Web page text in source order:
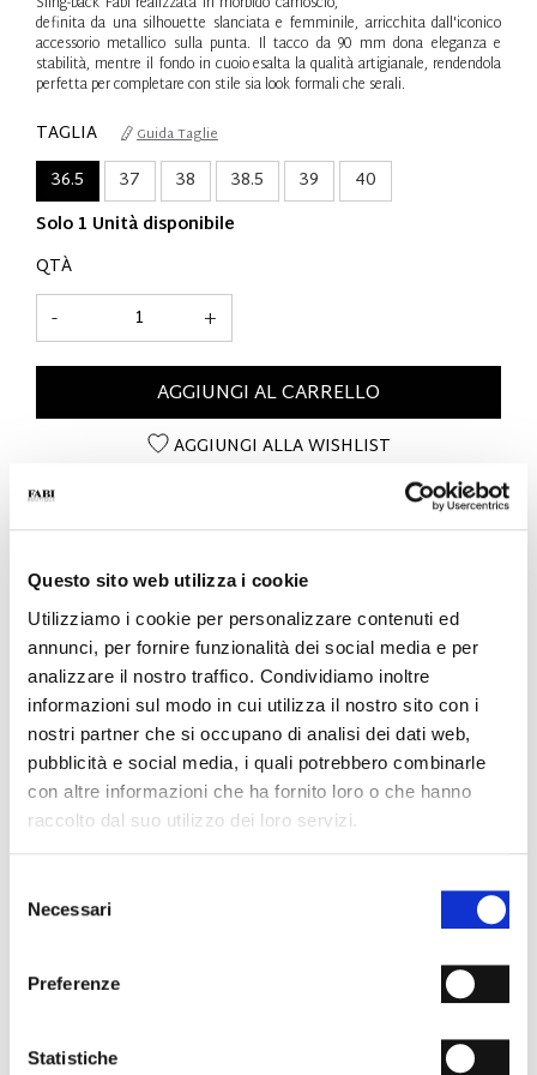
Questo sito web utilizza i cookie
Utilizziamo i cookie per personalizzare contenuti ed
annunci, per fornire funzionalità dei social media e per
analizzare il nostro traffico. Condividiamo inoltre
informazioni sul modo in cui utilizza il nostro sito con i
nostri partner che si occupano di analisi dei dati web,
pubblicità e social media, i quali potrebbero combinarle
con altre informazioni che ha fornito loro o che hanno
raccolto dal suo utilizzo dei loro servizi.
delNecessari
Preferenze
Statistiche
definita da una silhouette slanciata e femminile, arricchita dall'iconico
accessorio metallico sulla punta. Il tacco da 90 mm dona eleganza e
stabilità, mentre il fondo in cuoio esalta la qualità artigianale, rendendola
perfetta per completare con stile sia look formali che serali.
TAGLIA Guida Taglie
36.5 37 38 38.5 39
40
Solo 1 Unità disponibile
QTÀ
+
-
AGGIUNGI AL CARRELLO
AGGIUNGI ALLA WISHLIST
- Fondo: Cuoio
- Tacco: 90 mm
- Colore: Cioccolato
- Made in Italy
PERCHÉ È SPECIALE?
LAVORAZIONE
SPEDIZIONI